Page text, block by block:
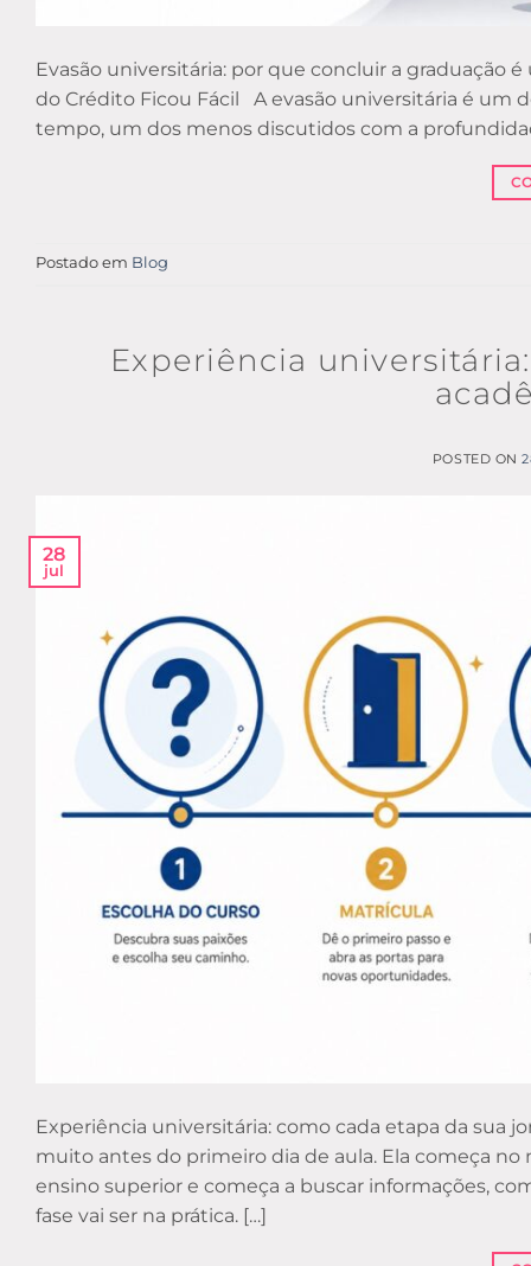
Evasão universitária: por que concluir a graduação
do Crédito Ficou Fácil A evasão universitária é um
tempo, um dos menos discutidos com a
Postado em Blog
Experiência
POSTED ON
28
jul
Experiência universitária: como cada etapa da sua
muito antes do primeiro dia de aula. Ela começa
ensino superior e começa a buscar informações,
fase vai ser na prática. […]